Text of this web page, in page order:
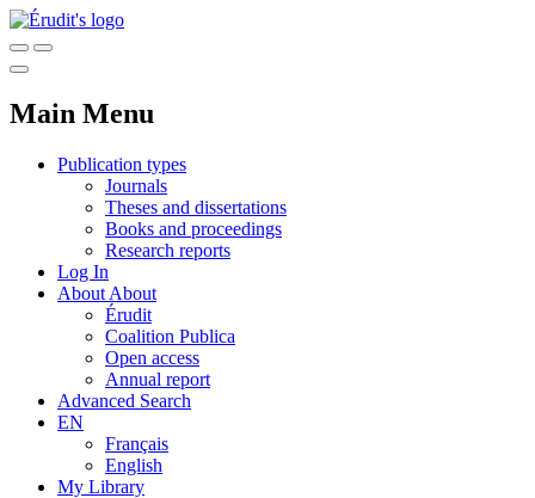
Main Menu
Publication types
Journals
Theses and dissertations
Books and proceedings
Research reports
Log In
About About
Érudit
Coalition Publica
Open access
Annual report
Advanced Search
EN
Français
English
My Library